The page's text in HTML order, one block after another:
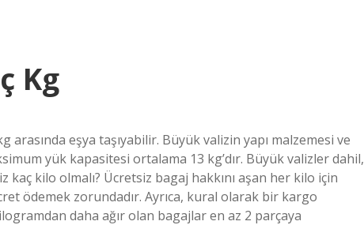
Kg
arasında eşya taşıyabilir. Büyük valizin yapı malzemesi ve
yük kapasitesi ortalama 13 kg’dır. Büyük valizler dahil,
kaç kilo olmalı? Ücretsiz bagaj hakkını aşan her kilo için
ödemek zorundadır. Ayrıca, kural olarak bir kargo
daha ağır olan bagajlar en az 2 parçaya